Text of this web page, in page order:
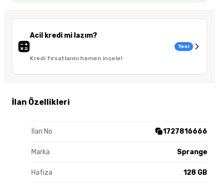
Acil kredi mi lazım?
Kredi fırsatlarını hemen incele!
Yeni
İlan Özellikleri
İlan No 1727816666
Marka Sprange
Hafıza 128 GB